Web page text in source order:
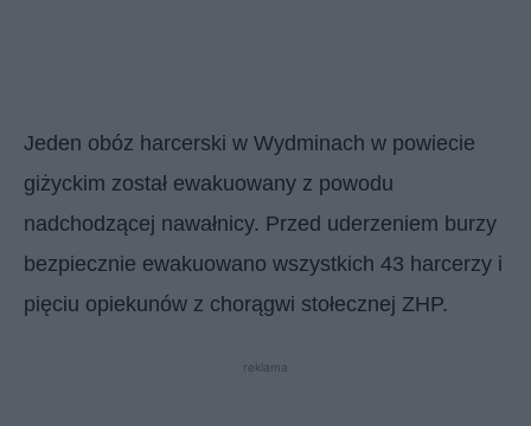
Jeden obóz harcerski w Wydminach w powiecie
giżyckim został ewakuowany z powodu
nadchodzącej nawałnicy. Przed uderzeniem burzy
bezpiecznie ewakuowano wszystkich 43 harcerzy i
pięciu opiekunów z chorągwi stołecznej ZHP.
reklama